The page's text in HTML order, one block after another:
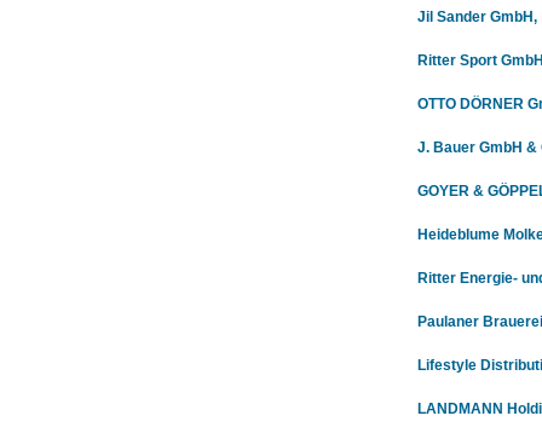
Jil Sander GmbH,
Ritter Sport
OTTO DÖRNER
J. Bauer GmbH &
GOYER &
Heideblume
Ritter Energie-
Paulaner
Lifestyle
LANDMANN